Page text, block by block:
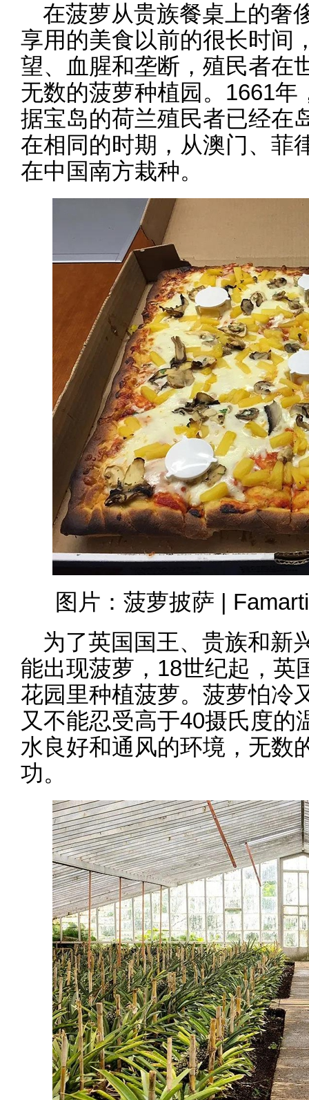
在菠萝从贵族餐桌上的奢
享用的美食以前的很长时间
望、血腥和垄断，殖民者在
无数的菠萝种植园。1661
据宝岛的荷兰殖民者已经在
在相同的时期，从澳门、菲
在中国南方栽种。
图片：菠萝披萨 |
为了英国国王、贵族和新
能出现菠萝，18世纪起，英
花园里种植菠萝。菠萝怕冷
又不能忍受高于40摄氏度的
水良好和通风的环境，无数
功。